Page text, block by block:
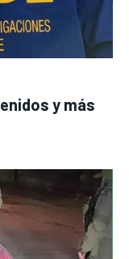
y más